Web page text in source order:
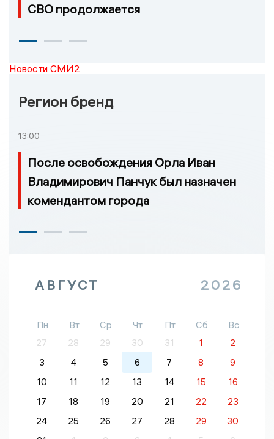
СВО продолжается
Новости СМИ2
Регион бренд
13:00
После освобождения Орла Иван
Владимирович Панчук был назначен
комендантом города
АВГУСТ 2026
Пн Вт Ср Чт Пт Сб
Вс
27
28 29 30 31 1
2
3
4 5 6 7 8
9
10
11 12 13 14 15
16
17
18 19 20 21 22
23
24
25 26 27 28 29
30